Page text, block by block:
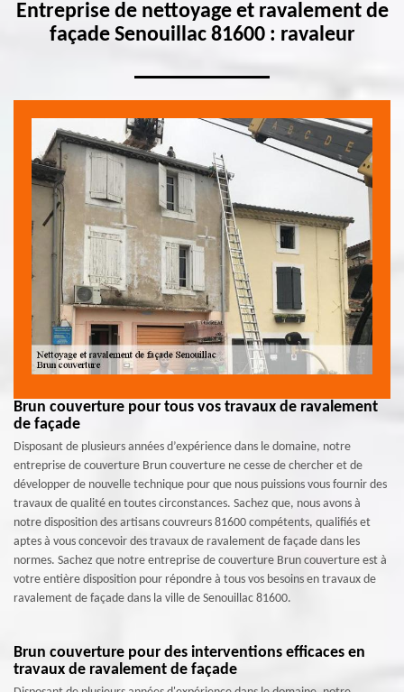
Entreprise de nettoyage et ravalement de
façade Senouillac 81600 : ravaleur
Brun couverture pour tous vos travaux de ravalement
de façade
Disposant de plusieurs années d’expérience dans le domaine, notre
entreprise de couverture Brun couverture ne cesse de chercher et de
développer de nouvelle technique pour que nous puissions vous fournir des
travaux de qualité en toutes circonstances. Sachez que, nous avons à
notre disposition des artisans couvreurs 81600 compétents, qualifiés et
aptes à vous concevoir des travaux de ravalement de façade dans les
normes. Sachez que notre entreprise de couverture Brun couverture est à
votre entière disposition pour répondre à tous vos besoins en travaux de
ravalement de façade dans la ville de Senouillac 81600.
Brun couverture pour des interventions efficaces en
travaux de ravalement de façade